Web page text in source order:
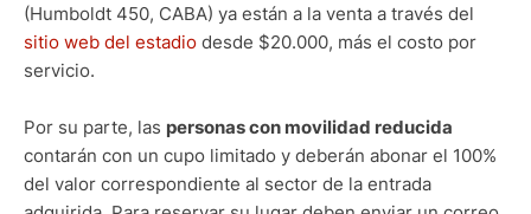
(Humboldt 450, CABA) ya están a la venta a través del
sitio web del estadio desde $20.000, más el costo por
servicio.
Por su parte, las personas con movilidad reducida
contarán con un cupo limitado y deberán abonar el 100%
del valor correspondiente al sector de la entrada